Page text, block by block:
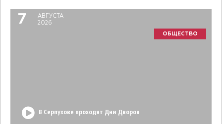
7
АВГУСТА
2026
ОБЩЕСТВО
В Серпухове проходят Дни Дворов